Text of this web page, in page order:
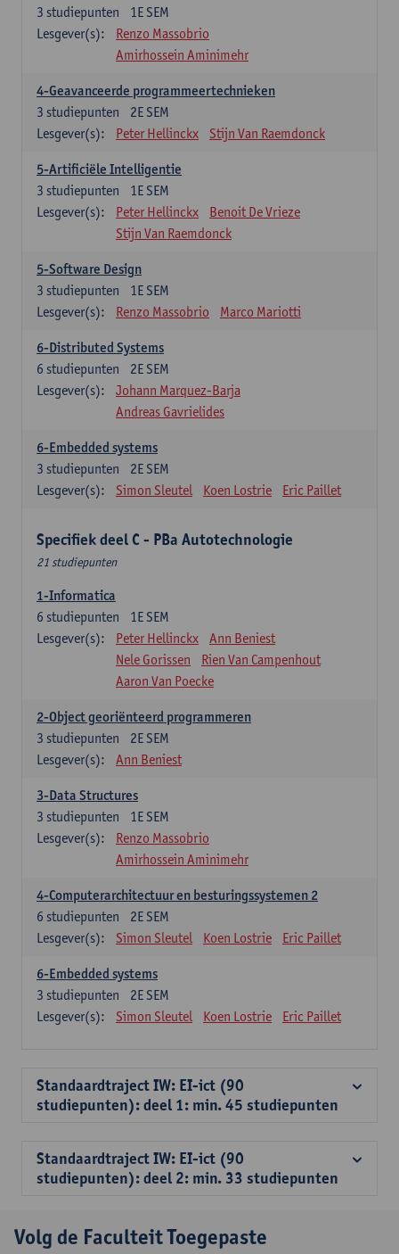
1E SEM
3 studiepunten
Lesgever(s):
Renzo Massobrio
Amirhossein Aminimehr
4-Geavanceerde programmeertechnieken
2E SEM
3 studiepunten
Lesgever(s):
Peter Hellinckx Stijn Van Raemdonck
5-Artificiële Intelligentie
1E SEM
3 studiepunten
Lesgever(s):
Peter Hellinckx
Benoit De Vrieze
Stijn Van Raemdonck
5-Software Design
1E SEM
3 studiepunten
Lesgever(s):
Renzo Massobrio Marco Mariotti
6-Distributed Systems
2E SEM
6 studiepunten
Lesgever(s):
Johann Marquez-Barja
Andreas Gavrielides
6-Embedded systems
2E SEM
3 studiepunten
Lesgever(s):
Simon Sleutel Koen Lostrie Eric Paillet
Specifiek deel C - PBa Autotechnologie
21 studiepunten
1-Informatica
1E SEM
6 studiepunten
Lesgever(s):
Peter Hellinckx
Ann Beniest
Nele Gorissen
Rien Van Campenhout
Aaron Van Poecke
2-Object georiënteerd programmeren
2E SEM
3 studiepunten
Lesgever(s):
Ann Beniest
3-Data Structures
1E SEM
3 studiepunten
Lesgever(s):
Renzo Massobrio
Amirhossein Aminimehr
4-Computerarchitectuur en besturingssystemen 2
2E SEM
6 studiepunten
Lesgever(s):
Simon Sleutel Koen Lostrie Eric Paillet
6-Embedded systems
2E SEM
3 studiepunten
Lesgever(s):
Simon Sleutel Koen Lostrie Eric Paillet
Standaardtraject IW: EI-ict (90
studiepunten): deel 1: min. 45 studiepunten
Standaardtraject IW: EI-ict (90
studiepunten): deel 2: min. 33 studiepunten
Volg de Faculteit Toegepaste